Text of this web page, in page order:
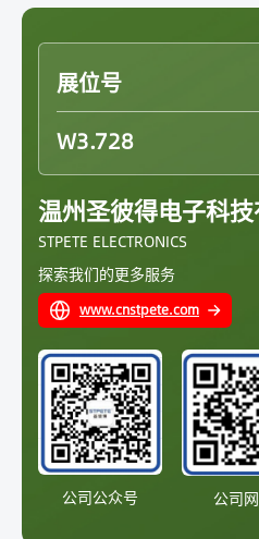
展位号
W3.728
温州圣彼得电子科
STPETE ELECTRONICS
探索我们的更多服务
www.cnstpete.com
公司公众号 公司